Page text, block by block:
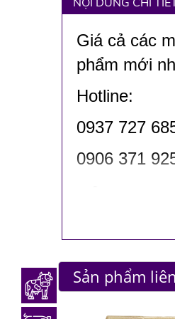
Giá cả các
phẩm mới
Hotline:
0937 727
0906 371
CÔNG TY
Địa chỉ:
Email:
Website:
Sản phẩm